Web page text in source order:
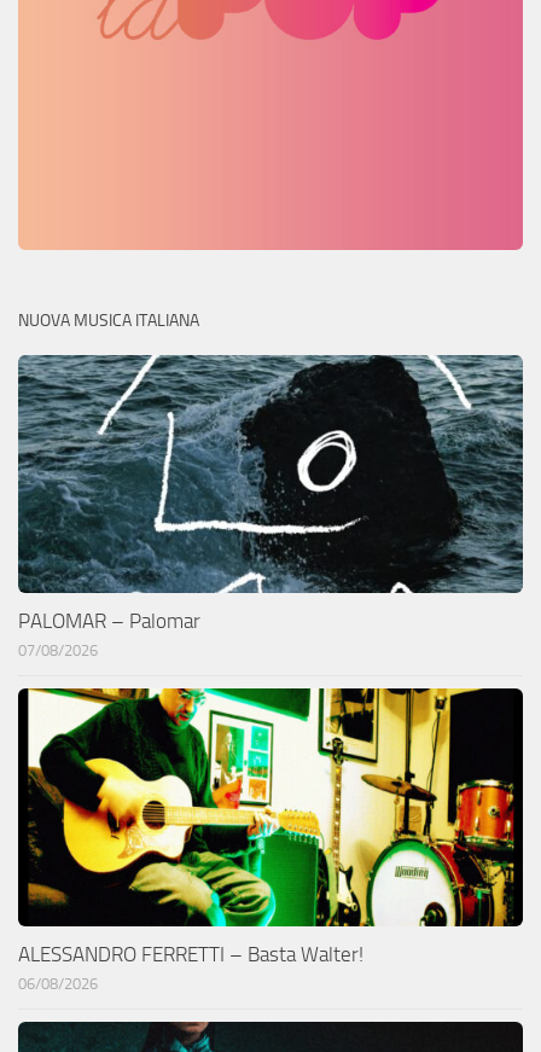
NUOVA MUSICA ITALIANA
PALOMAR – Palomar
07/08/2026
ALESSANDRO FERRETTI – Basta Walter!
06/08/2026